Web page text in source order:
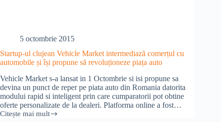
5 octombrie 2015
Startup-ul clujean Vehicle Market intermediază comerțul cu
automobile și își propune să revoluționeze piața auto
Vehicle Market s-a lansat in 1 Octombrie si isi propune sa
devina un punct de reper pe piata auto din Romania datorita
modului rapid si inteligent prin care cumparatorii pot obtine
oferte personalizate de la dealeri. Platforma online a fost…
Citește mai mult
Startup-